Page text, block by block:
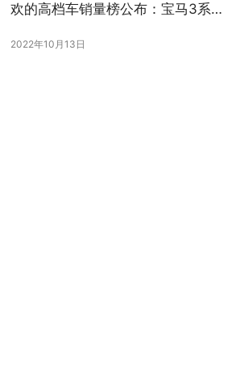
欢的高档车销量榜公布：宝马3系太
2022年10月13日